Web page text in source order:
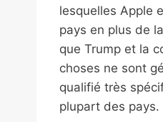
lesquelles Apple
pays en plus de
que Trump et la
choses ne sont
qualifié très
plupart des pays.